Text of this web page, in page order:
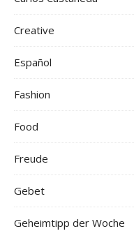
Creative
Español
Fashion
Food
Freude
Gebet
Geheimtipp der Woche